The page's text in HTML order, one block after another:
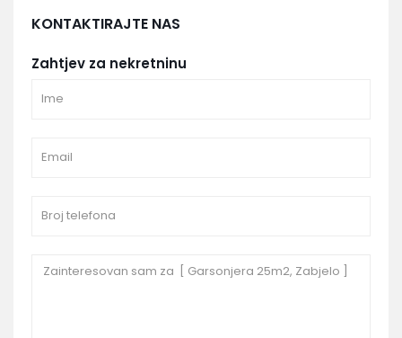
KONTAKTIRAJTE NAS
Zahtjev za nekretninu